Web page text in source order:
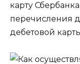
карту
перечисления
дебетовой